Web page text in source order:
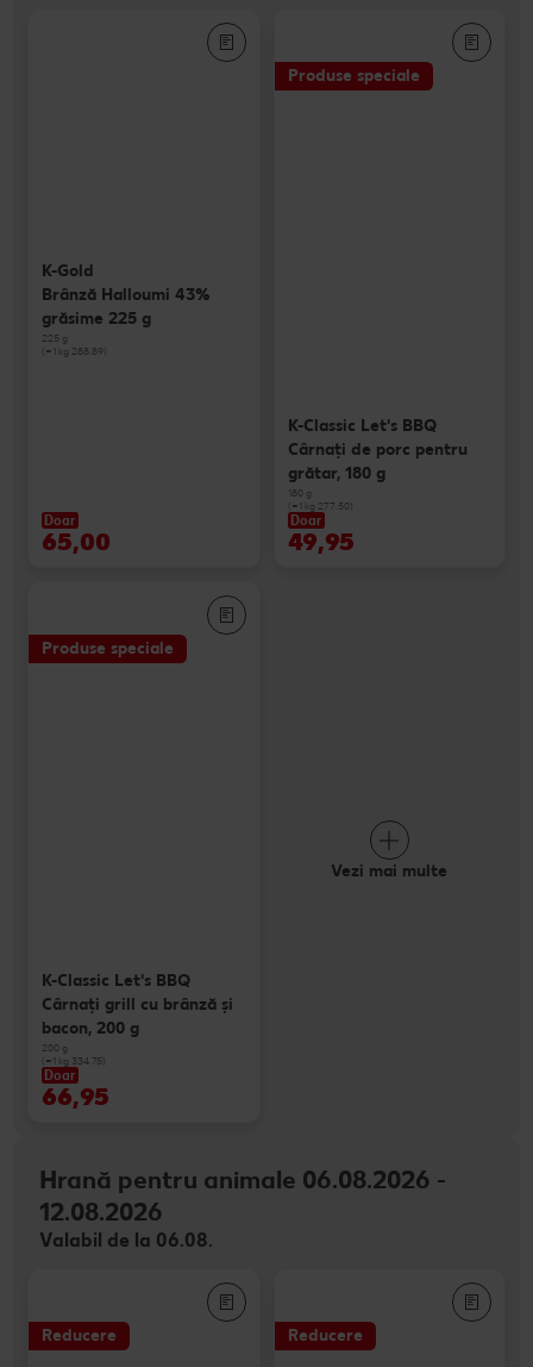
K-Gold
Brânză Halloumi 43%
grăsime 225 g
225 g
(=1 kg 288.89)
Doar
65,00
Produse speciale
K-Classic Let's BBQ
Cârnaţi de porc pentru
grătar, 180 g
180 g
(=1 kg 277.50)
Doar
49,95
Produse speciale
K-Classic Let's BBQ
Cârnaţi grill cu brânză și
bacon, 200 g
200 g
(=1 kg 334.75)
Doar
66,95
Vezi mai multe
Hrană pentru animale 06.08.2026 -
12.08.2026
Valabil de la 06.08.
Reducere Reducere